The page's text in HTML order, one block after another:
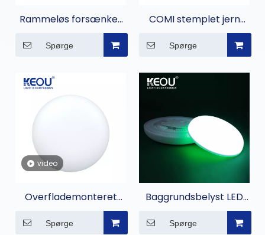
Rammeløs forsænket
Spørge
COMI stemplet jern
indlejret panellys
Spørge
video
Overflademonteret
rammeløs LED panellys
Spørge
Baggrundsbelyst LED
Spørge